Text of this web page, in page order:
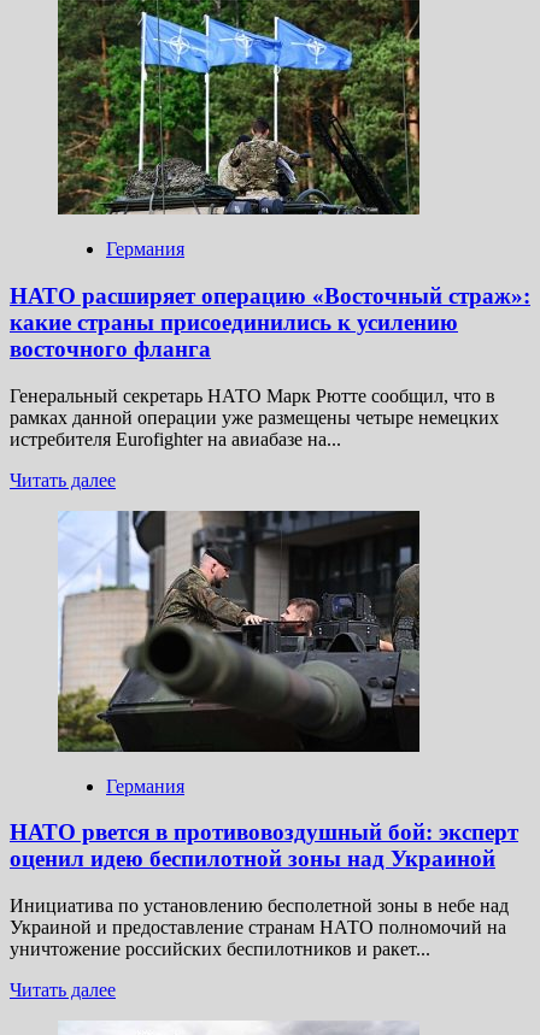
о
Sky
News:
Британия
направит
в Польшу
истребители
Typhoon
после
инцидента
Германия
НАТО расширяет операцию «‎Восточный страж»:
какие страны присоединились к усилению
восточного фланга
Генеральный секретарь НАТО Марк Рютте сообщил, что в
рамках данной операции уже размещены четыре немецких
истребителя Eurofighter на авиабазе на...
Читать далееПрочитать
НАТО
расширяет
операцию
«‎Восточный
страж»:
какие
страны
присоединились
к усилению
восточного
Германия
НАТО рвется в противовоздушный бой: эксперт
оценил идею беспилотной зоны над Украиной
Инициатива по установлению бесполетной зоны в небе над
Украиной и предоставление странам НАТО полномочий на
уничтожение российских беспилотников и ракет...
Читать далееПрочитать